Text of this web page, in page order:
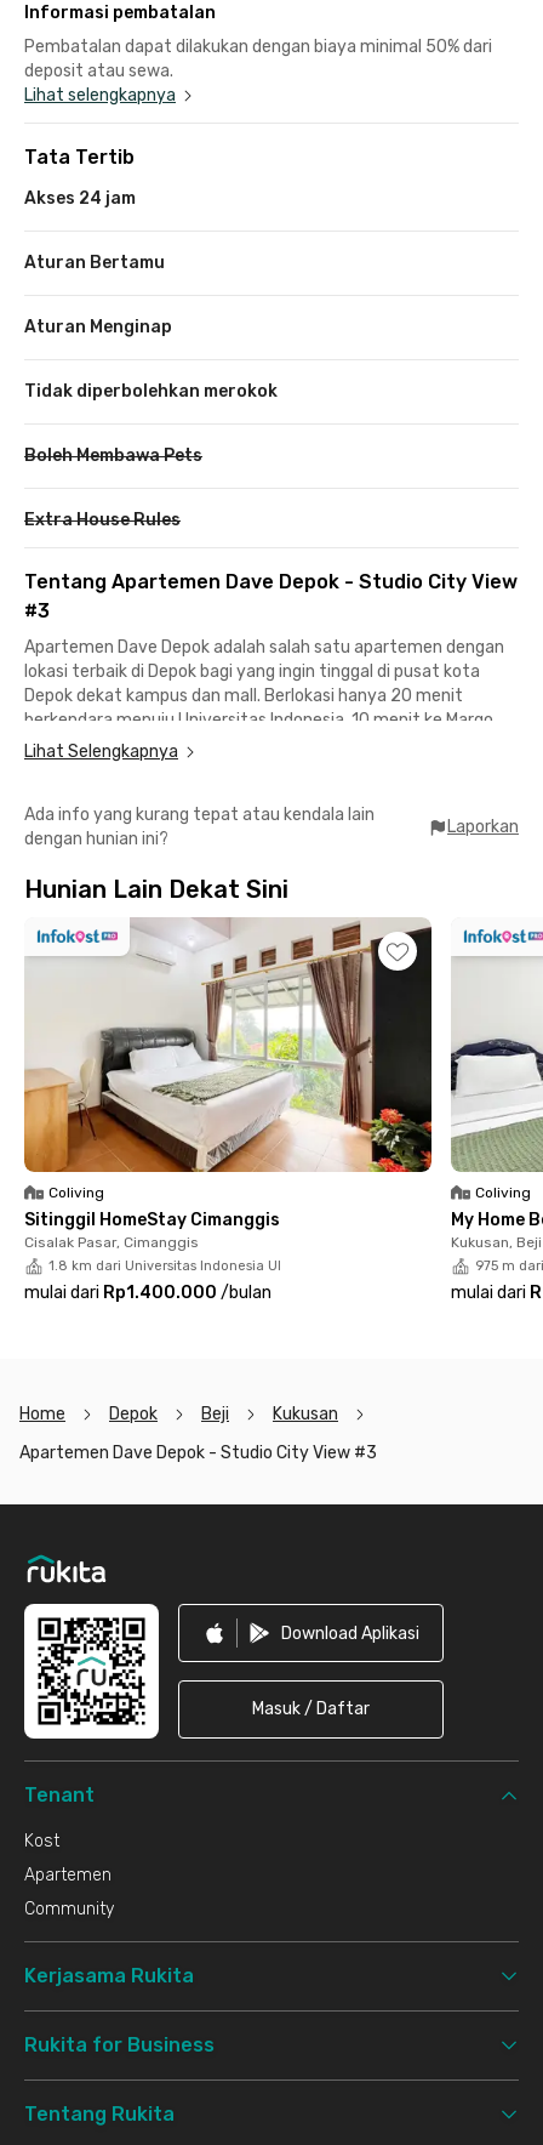
Informasi pembatalan
Pembatalan dapat dilakukan dengan biaya minimal 50% dari
deposit atau sewa.
Lihat selengkapnya
Tata Tertib
Akses 24 jam
Aturan Bertamu
Aturan Menginap
Tidak diperbolehkan merokok
Boleh Membawa Pets
Extra House Rules
Tentang Apartemen Dave Depok - Studio City View
#3
Apartemen Dave Depok adalah salah satu apartemen dengan
lokasi terbaik di Depok bagi yang ingin tinggal di pusat kota
Depok dekat kampus dan mall. Berlokasi hanya 20 menit
berkendara menuju Universitas Indonesia, 10 menit ke Margo
City Mall, 16 menit ke Depok Town Square, dan 15 menit ke
Stasiun Pondok Cina memudahkan kamu untuk beraktivitas di
Dengan Rukita, kamu bisa menyewa Apartemen Dave Depok -
kamar mandi yang nyaman. Kamu juga dapat menikmati
berbagai fasilitas gedung lainnya, sebut saja kolam renang,
fitness center, dan lift di lobby apartemen.
Segera pesan unit apartemen impianmu di aplikasi Rukita!
Lihat Selengkapnya
Ada info yang kurang tepat atau kendala lain
dengan hunian ini?
Laporkan
Hunian Lain Dekat Sini
Coliving
Sitinggil HomeStay Cimanggis
Cisalak Pasar, Cimanggis
1.8 km dari Universitas Indonesia UI
mulai dari Rp1.400.000 /bulan
Coliving
My Home
Kukusan, Beji
975 m
mulai dari
Home Depok Beji
Kukusan
Apartemen Dave Depok - Studio City View #3
Download Aplikasi
Masuk / Daftar
Tenant
Kost
Apartemen
Community
Kerjasama Rukita
Rukita for Business
Tentang Rukita